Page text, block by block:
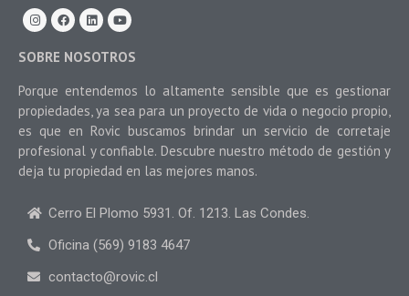
SOBRE NOSOTROS
Porque entendemos lo altamente sensible que es gestionar
propiedades, ya sea para un proyecto de vida o negocio propio,
es que en Rovic buscamos brindar un servicio de corretaje
profesional y confiable. Descubre nuestro método de gestión y
deja tu propiedad en las mejores manos.
Cerro El Plomo 5931. Of. 1213. Las Condes.
Oficina (569) 9183 4647
contacto@rovic.cl